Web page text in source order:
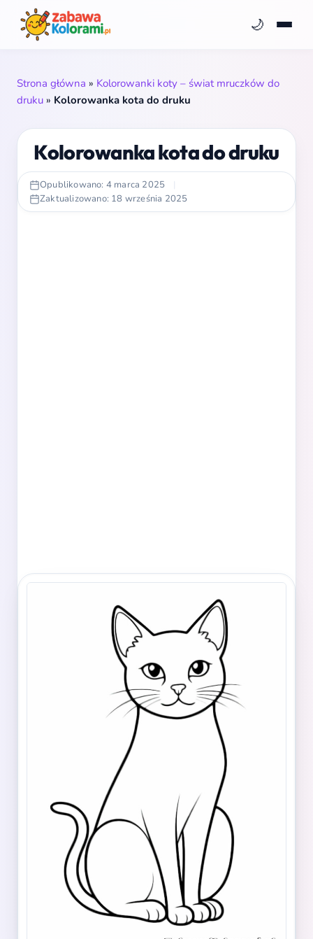
🌙
Strona główna » Kolorowanki koty – świat mruczków do
druku » Kolorowanka kota do druku
Kolorowanka kota do druku
Opublikowano: 4 marca 2025
|
Zaktualizowano: 18 września 2025